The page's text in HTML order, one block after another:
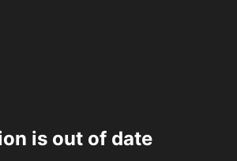
is out of date